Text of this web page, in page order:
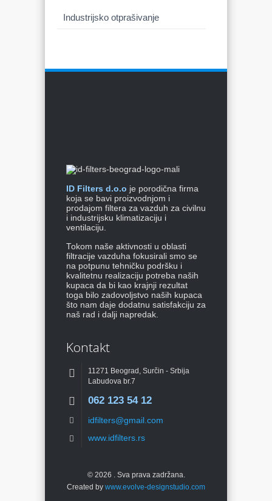
Industrijsko otprašivanje
ID Filters d.o.o je porodična firma
koja se bavi proizvodnjom i
prodajom filtera za vazduh za civilnu
i industrijsku klimatizaciju i
ventilaciju.
Tokom naše aktivnosti u oblasti
filtracije vazduha fokusirali smo se
na potpunu tehničku podršku i
kvalitetnu realizaciju potreba naših
kupaca da bi kao krajnji rezultat
toga bilo zadovoljstvo naših kupaca
što nam daje dodatnu satisfakciju za
naš rad i dalji napredak.
Kontakt
11271 Beograd, Surčin - Srbija
Labudova br.7
062 123 54 12
idfilters@gmail.com
www.idfilters.rs
© 2026
. Sva prava zadržana.
Created by www.evolve-designstudio.com